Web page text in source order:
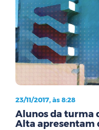
23/11/2017, às 8:28
Alunos da turma
Alta apresentam